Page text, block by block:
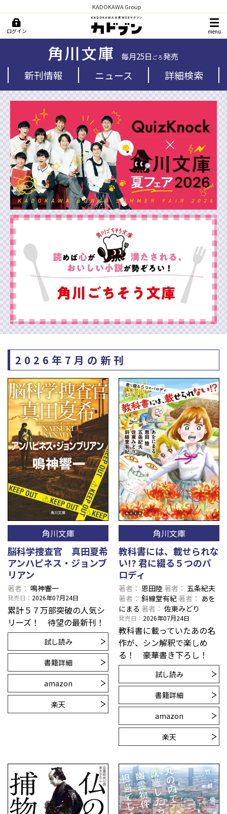
KADOKAWA Group
ログイン menu
毎月25日 ごろ発売
新刊情報 ニュース 詳細検索
2026年7月の新刊
角川文庫
脳科学捜査官 真田夏希
アンハピネス・ジョンブ
リアン
著者 鳴神響一
発売日 2026年07月24日
累計５７万部突破の人気シ
リーズ！ 待望の最新刊！
試し読み
書籍詳細
amazon
楽天
角川文庫
教科書には、載せられな
い!? 君に綴る５つのパ
ロディ
著者 恩田陸著者
五条紀夫
著者
斜線堂有紀著者
あを
にまる 著者 佐東みどり
発売日 2026年07月24日
教科書に載っていたあの名
作が、シン解釈で楽しめ
る！ 豪華書き下ろし！
試し読み
書籍詳細
amazon
楽天